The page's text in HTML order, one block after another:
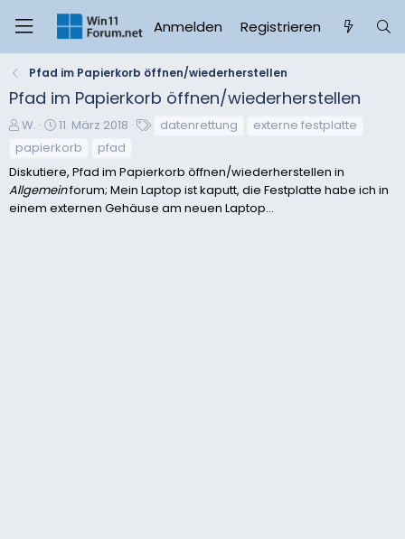
Anmelden Registrieren
Pfad im Papierkorb öffnen/wiederherstellen
Pfad im Papierkorb öffnen/wiederherstellen
E
t
e
l
W.
E
t
e
l
11. März 2018
l
a
g
datenrettung
externe festplatte
papierkorb
pfad
Diskutiere, Pfad im Papierkorb öffnen/wiederherstellen in
Allgemeinforum; Mein Laptop ist kaputt, die Festplatte habe ich in
einem externen Gehäuse am neuen Laptop...